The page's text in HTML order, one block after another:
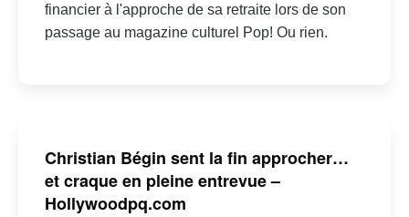
financier à l'approche de sa retraite lors de son
passage au magazine culturel Pop! Ou rien.
Christian Bégin sent la fin approcher…
et craque en pleine entrevue –
Hollywoodpq.com